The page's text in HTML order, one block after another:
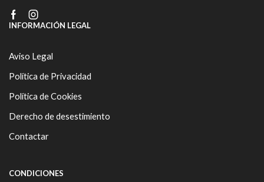
FacebookInstagram
INFORMACIÓN LEGAL
Aviso Legal
Política de Privacidad
Política de Cookies
Derecho de desestimiento
Contactar
CONDICIONES